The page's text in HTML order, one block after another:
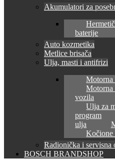
Akumulatori za
baterije
Auto kozmetika
Metlice brisača
Ulja, masti i antifrizi
Motorna
Motorna
vozila
Ulja za
program
ulja
Kočione
Radionička i servisna
BOSCH BRANDSHOP